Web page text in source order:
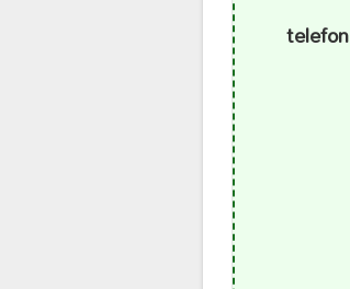
telefon